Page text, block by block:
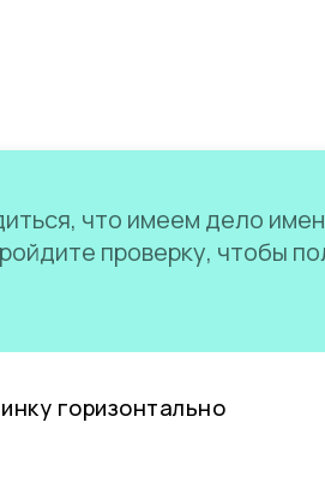
что имеем дело
проверку, чтобы
горизонтально